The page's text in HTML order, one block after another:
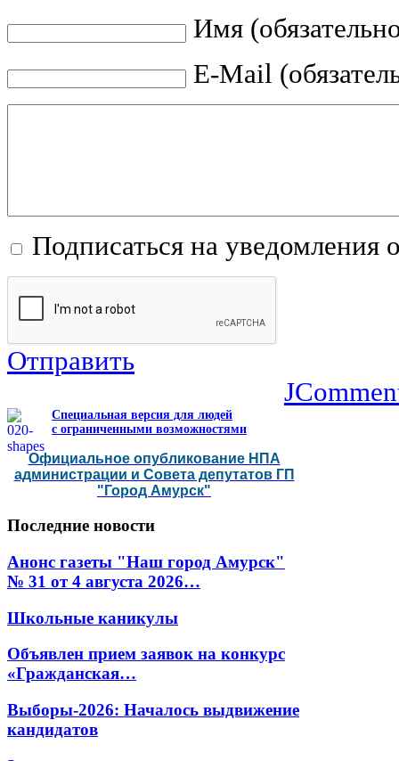
Имя
E-Mail
Подписаться на уведомления
Отправить
Специальная версия для людей
с ограниченными возможностями
Официальное опубликование НПА
администрации и Совета депутатов ГП
"Город Амурск"
Последние новости
Анонс газеты "Наш город Амурск"
№ 31 от 4 августа 2026…
Школьные каникулы
Объявлен прием заявок на конкурс
«Гражданская…
Выборы-2026: Началось выдвижение
кандидатов